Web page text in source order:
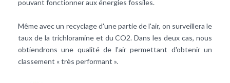
pouvant fonctionner aux énergies fossiles.
Même avec un recyclage d'une partie de l'air, on surveillera le
taux de la trichloramine et du CO2. Dans les deux cas, nous
obtiendrons une qualité de l'air permettant d'obtenir un
classement « très performant ».